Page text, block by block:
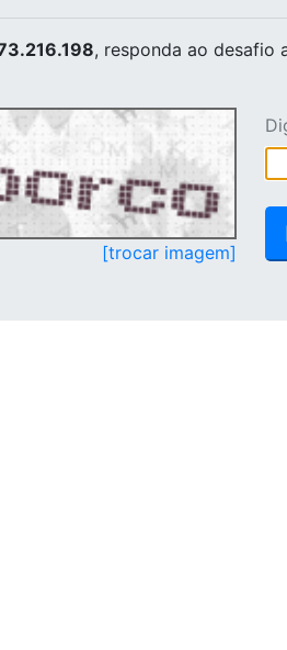
, responda ao desafio
[trocar imagem]